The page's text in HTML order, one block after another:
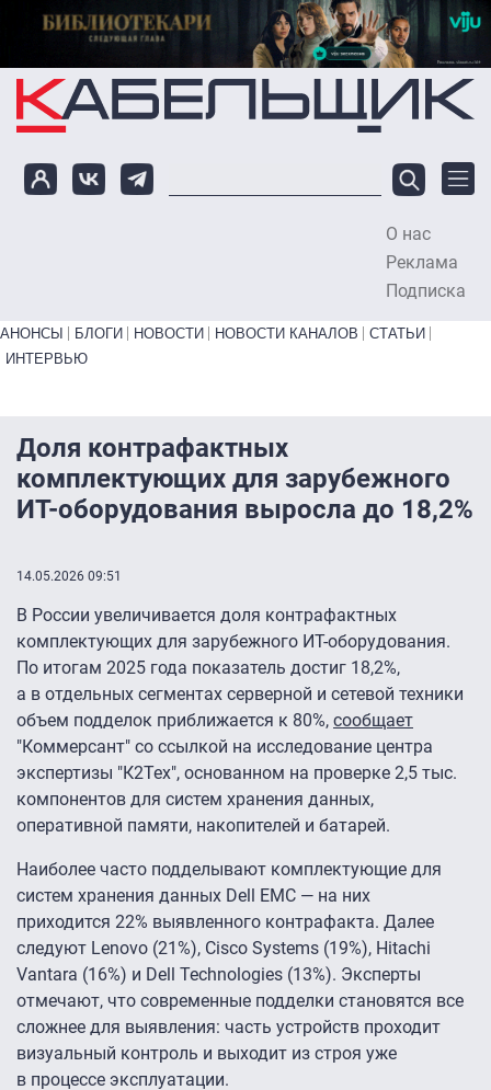
Перейти к основному содержанию
О нас
Реклама
Подписка
Primary links bottom
АНОНСЫ БЛОГИ НОВОСТИ НОВОСТИ КАНАЛОВ
СТАТЬИ
ИНТЕРВЬЮ
Доля контрафактных
комплектующих для зарубежного
ИТ-оборудования выросла до 18,2%
14.05.2026 09:51
В России увеличивается доля контрафактных
комплектующих для зарубежного ИТ-оборудования.
По итогам 2025 года показатель достиг 18,2%,
а в отдельных сегментах серверной и сетевой техники
объем подделок приближается к 80%, сообщает
"Коммерсант" со ссылкой на исследование центра
экспертизы "К2Тех", основанном на проверке 2,5 тыс.
компонентов для систем хранения данных,
оперативной памяти, накопителей и батарей.
Наиболее часто подделывают комплектующие для
систем хранения данных Dell EMC — на них
приходится 22% выявленного контрафакта. Далее
следуют Lenovo (21%), Cisco Systems (19%), Hitachi
Vantara (16%) и Dell Technologies (13%). Эксперты
отмечают, что современные подделки становятся все
сложнее для выявления: часть устройств проходит
визуальный контроль и выходит из строя уже
в процессе эксплуатации.